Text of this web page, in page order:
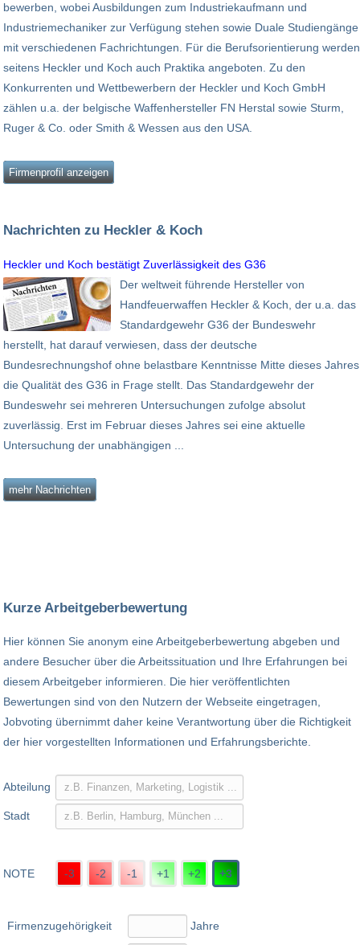
bewerben, wobei Ausbildungen zum Industriekaufmann und
Industriemechaniker zur Verfügung stehen sowie Duale Studiengänge
mit verschiedenen Fachrichtungen. Für die Berufsorientierung werden
seitens Heckler und Koch auch Praktika angeboten. Zu den
Konkurrenten und Wettbewerbern der Heckler und Koch GmbH
zählen u.a. der belgische Waffenhersteller FN Herstal sowie Sturm,
Ruger & Co. oder Smith & Wessen aus den USA.
Firmenprofil anzeigen
Nachrichten zu Heckler & Koch
Heckler und Koch bestätigt Zuverlässigkeit des G36
Der weltweit führende Hersteller von
Handfeuerwaffen Heckler & Koch, der u.a. das
Standardgewehr G36 der Bundeswehr
herstellt, hat darauf verwiesen, dass der deutsche
Bundesrechnungshof ohne belastbare Kenntnisse Mitte dieses Jahres
die Qualität des G36 in Frage stellt. Das Standardgewehr der
Bundeswehr sei mehreren Untersuchungen zufolge absolut
zuverlässig. Erst im Februar dieses Jahres sei eine aktuelle
Untersuchung der unabhängigen ...
mehr Nachrichten
Kurze Arbeitgeberbewertung
Hier können Sie anonym eine Arbeitgeberbewertung abgeben und
andere Besucher über die Arbeitssituation und Ihre Erfahrungen bei
diesem Arbeitgeber informieren. Die hier veröffentlichten
Bewertungen sind von den Nutzern der Webseite eingetragen,
Jobvoting übernimmt daher keine Verantwortung über die Richtigkeit
der hier vorgestellten Informationen und Erfahrungsberichte.
Abteilung
Stadt
NOTE -3 -2 -1 +1 +2 +3
Firmenzugehörigkeit Jahre